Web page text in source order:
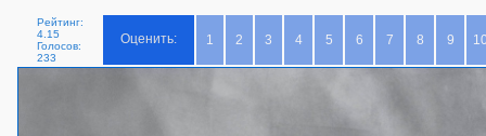
Рейтинг:
4.15
Голосов:
233
Оценить: 1 2 3 4 5 6 7 8 9